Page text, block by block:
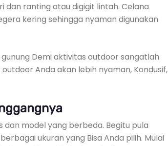
dan ranting atau digigit lintah. Celana
kering sehingga nyaman digunakan
Demi aktivitas outdoor sangatlah
Anda akan lebih nyaman, Kondusif,
dan model yang berbeda. Begitu pula
ukuran yang Bisa Anda pilih. Mulai